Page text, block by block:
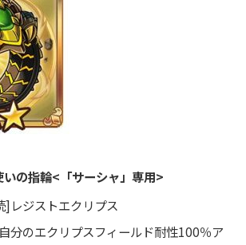
の指輪<「サーシャ」専用>
]レジストエクリプス
分のエクリプスフィールド耐性100％ア